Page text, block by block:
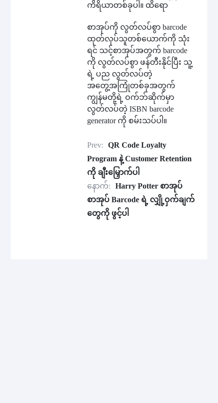
ကိရိယာတစ်ခုပါ။ ထိရော
စာအုပ်ကို လွတ်လပ်စွာ barcode
ထုတ်လုပ်သူတစ်ယောက်ကို သုံး
ရင် သင့်စာအုပ်အတွက် barcode
ကို လွတ်လပ်စွာ ဖန်တီးနိုင်ပြီး သူ့
ရဲ့ ပည လွတ်လပ်တဲ့
အတွေ့အကြုံတစ်ခုအတွက်
ကျွန်မတို့ရဲ့ ဝက်ဘ်ဆိုက်မှာ
လွတ်လပ်တဲ့ ISBN barcode
generator ကို စမ်းသပ်ပါ။
Prev:
QR Code Loyalty
Program နဲ့ Customer Retention
ကို ချီးမြှောက်ပါ
နောက်:
Harry Potter စာအုပ်
စာအုပ် Barcode ရဲ့ လျှို့ဝှက်ချက်
တွေကို ဖွင့်ပါ